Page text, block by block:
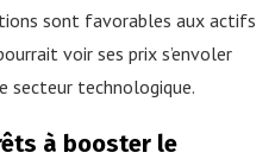
sont favorables aux actifs
voir ses prix s’envoler
secteur technologique.
à booster le